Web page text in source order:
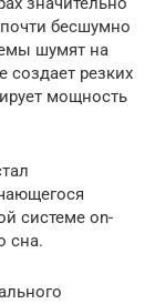
бесшумно
шумят на
создает резких
мощность
системе on-
сна.